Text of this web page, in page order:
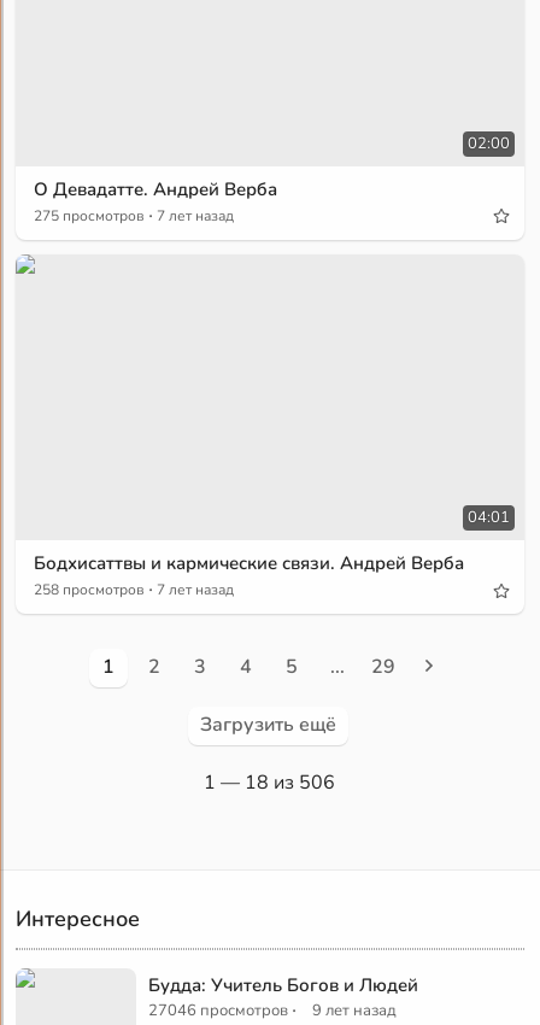
02:00
О Девадатте. Андрей Верба
275 просмотров · 7 лет назад
04:01
Бодхисаттвы и кармические связи. Андрей Верба
258 просмотров · 7 лет назад
1 2 3 4 5 ... 29
Загрузить ещё
1 — 18 из 506
Интересное
Будда: Учитель Богов и Людей
27046 просмотров · 9 лет назад